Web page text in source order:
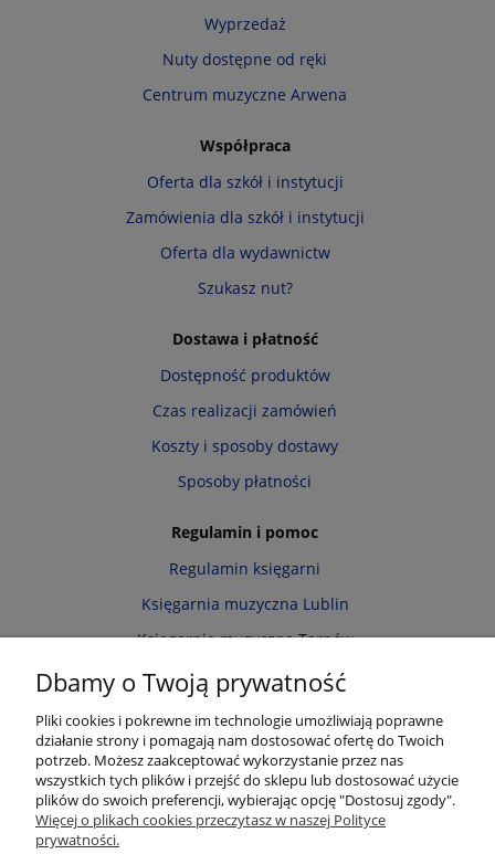
Wyprzedaż
Nuty dostępne od ręki
Centrum muzyczne Arwena
Współpraca
Oferta dla szkół i instytucji
Zamówienia dla szkół i instytucji
Oferta dla wydawnictw
Szukasz nut?
Dostawa i płatność
Dostępność produktów
Czas realizacji zamówień
Koszty i sposoby dostawy
Sposoby płatności
Regulamin i pomoc
Regulamin księgarni
Księgarnia muzyczna Lublin
Księgarnia muzyczna Tarnów
Informacja o cookies
Zwroty i reklamacje
Moje konto
Twoje zamówienia
Dbamy o Twoją prywatność
Pliki cookies i pokrewne im technologie umożliwiają poprawne
działanie strony i pomagają nam dostosować ofertę do Twoich
potrzeb. Możesz zaakceptować wykorzystanie przez nas
wszystkich tych plików i przejść do sklepu lub dostosować użycie
plików do swoich preferencji, wybierając opcję "Dostosuj zgody".
Więcej o plikach cookies przeczytasz w naszej Polityce
prywatności.